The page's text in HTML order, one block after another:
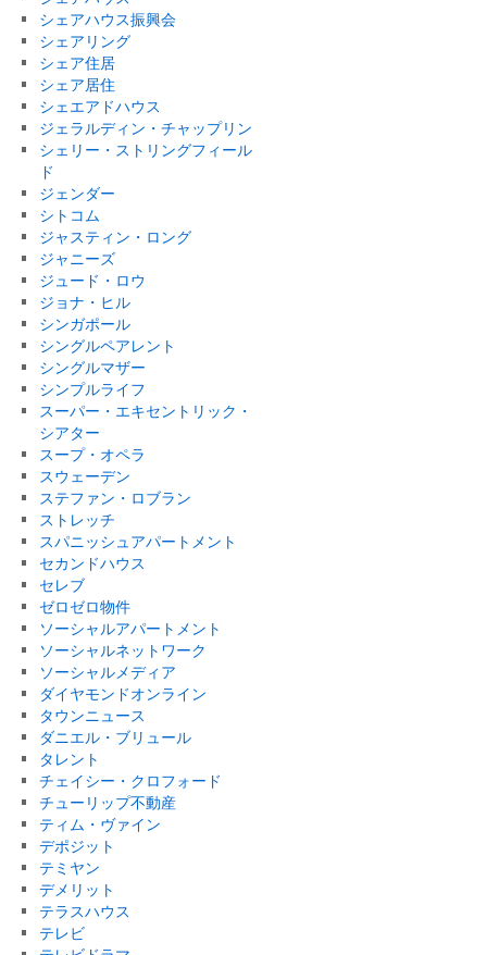
シェアハウス振興会
シェアリング
シェア住居
シェア居住
シェエアドハウス
ジェラルディン・チャップリン
シェリー・ストリングフィール
ド
ジェンダー
シトコム
ジャスティン・ロング
ジャニーズ
ジュード・ロウ
ジョナ・ヒル
シンガポール
シングルペアレント
シングルマザー
シンプルライフ
スーパー・エキセントリック・
シアター
スープ・オペラ
スウェーデン
ステファン・ロブラン
ストレッチ
スパニッシュアパートメント
セカンドハウス
セレブ
ゼロゼロ物件
ソーシャルアパートメント
ソーシャルネットワーク
ソーシャルメディア
ダイヤモンドオンライン
タウンニュース
ダニエル・ブリュール
タレント
チェイシー・クロフォード
チューリップ不動産
ティム・ヴァイン
デポジット
テミヤン
デメリット
テラスハウス
テレビ